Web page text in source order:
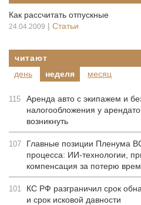
Как рассчитать отпускные
24.04.2009 | Статьи
читают
день
неделя месяц
115
Аренда авто с экипажем и
налогообложения у
возникнуть
107
Главные позиции Пленума
процесса: ИИ-технологии,
компенсация за потерю
101
КС РФ разграничил срок
и срок исковой давности